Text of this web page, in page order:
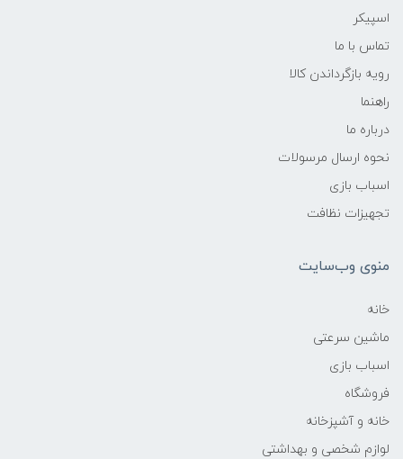
اسپیکر
تماس با ما
رویه بازگرداندن کالا
راهنما
درباره ما
نحوه ارسال مرسولات
اسباب بازی
تجهیزات نظافت
منوی وب‌سایت
خانه
ماشین سرعتی
اسباب بازی
فروشگاه
خانه و آشپزخانه
لوازم شخصی و بهداشتی